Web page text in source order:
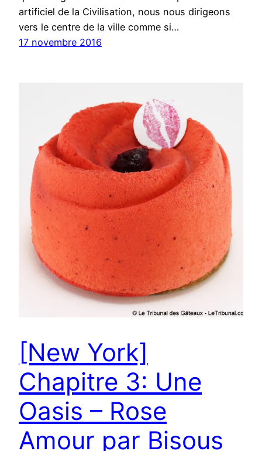
artificiel de la Civilisation, nous nous dirigeons
vers le centre de la ville comme si…
17 novembre 2016
[New York]
Chapitre 3: Une
Oasis – Rose
Amour par Bisous